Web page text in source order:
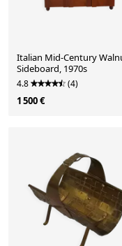
Italian Mid-Century
Sideboard, 1970s
4.8 (4)
1 500 €